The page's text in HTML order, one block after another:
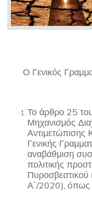
Ο Γενικός
Το άρθρο 25
Μηχανισμός
Αντιμετώπισης
Γενικής
αναβάθμιση
πολιτικής
Πυροσβεστικού
Α΄/2020), όπως